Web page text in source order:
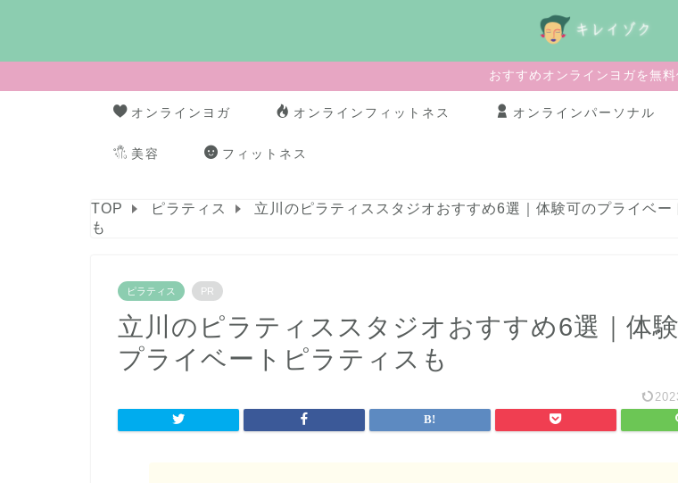
おすすめオンラインヨガを無料
オンラインヨガ オンラインフィットネス オンラインパーソナル
美容 フィットネス
TOP ピラティス
立川のピラティススタジオおすすめ6選｜体験可のプライベー
も
ピラティス PR
立川のピラティススタジオおすすめ6選｜体
プライベートピラティスも